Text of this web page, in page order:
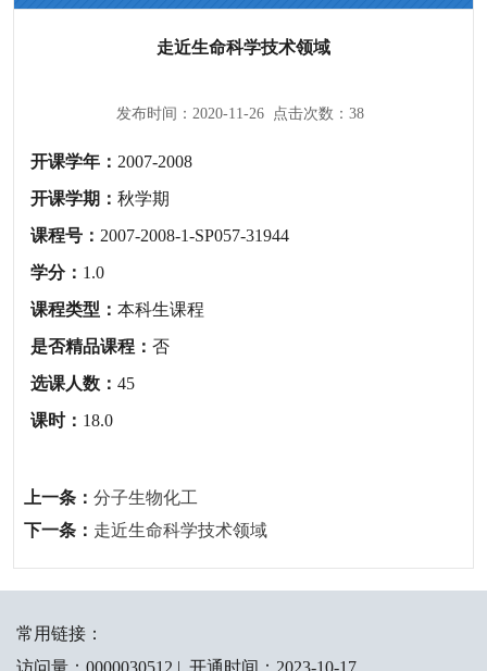
走近生命科学技术领域
发布时间：2020-11-26 点击次数：38
开课学年： 2007-2008
开课学期：秋学期
课程号： 2007-2008-1-SP057-31944
学分： 1.0
课程类型：本科生课程
是否精品课程：否
选课人数：45
课时： 18.0
上一条： 分子生物化工
下一条： 走近生命科学技术领域
常用链接：
访问量： 0000030512 | 开通时间： 2023-10-17